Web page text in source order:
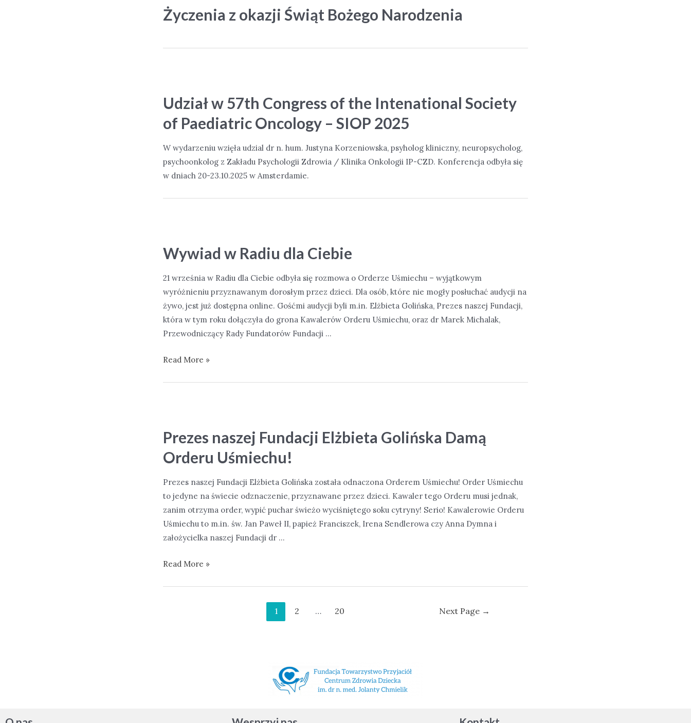
gabinetu
C020NP
Życzenia z okazji Świąt Bożego Narodzenia
Udział w 57th Congress of the Intenational Society
of Paediatric Oncology – SIOP 2025
W wydarzeniu wzięła udzial dr n. hum. Justyna Korzeniowska, psyholog kliniczny, neuropsycholog,
psychoonkolog z Zakładu Psychologii Zdrowia / Klinika Onkologii IP-CZD. Konferencja odbyła się
w dniach 20-23.10.2025 w Amsterdamie.
Wywiad w Radiu dla Ciebie
21 września w Radiu dla Ciebie odbyła się rozmowa o Orderze Uśmiechu – wyjątkowym
wyróżnieniu przyznawanym dorosłym przez dzieci. Dla osób, które nie mogły posłuchać audycji na
żywo, jest już dostępna online. Gośćmi audycji byli m.in. Elżbieta Golińska, Prezes naszej Fundacji,
która w tym roku dołączyła do grona Kawalerów Orderu Uśmiechu, oraz dr Marek Michalak,
Przewodniczący Rady Fundatorów Fundacji …
Wywiad
Read More »
Prezes naszej Fundacji Elżbieta Golińska Damą
Orderu Uśmiechu!
Prezes naszej Fundacji Elżbieta Golińska została odnaczona Orderem Uśmiechu! Order Uśmiechu
to jedyne na świecie odznaczenie, przyznawane przez dzieci. Kawaler tego Orderu musi jednak,
zanim otrzyma order, wypić puchar świeżo wyciśniętego soku cytryny! Serio! Kawalerowie Orderu
Uśmiechu to m.in. św. Jan Paweł II, papież Franciszek, Irena Sendlerowa czy Anna Dymna i
założycielka naszej Fundacji dr …
Prezes
Read More »
1 2 … 20 Next Page →